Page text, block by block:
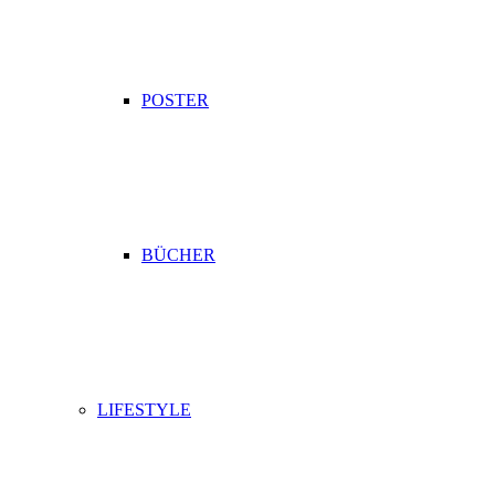
POSTER
BÜCHER
LIFESTYLE